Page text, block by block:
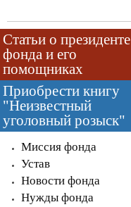
Статьи о президенте
фонда и его
помощниках
Приобрести книгу
"Неизвестный
уголовный розыск"
Миссия фонда
Устав
Новости фонда
Нужды фонда